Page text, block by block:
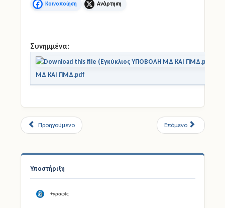
Υποστήριξη
+γραφίς
Facebook X
Συνημμένα:
ΜΔ ΚΑΙ ΠΜΔ.pdf
Προηγούμενο Επόμενο